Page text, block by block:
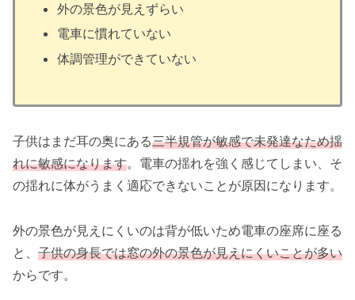
外の景色が見えずらい
電車に慣れていない
体調管理ができていない
子供はまだ耳の奥にある三半規管が敏感で未発達なため揺
れに敏感になります。電車の揺れを強く感じてしまい、そ
の揺れに体がうまく適応できないことが原因になります。
外の景色が見えにくいのは背が低いため電車の座席に座る
と、 子供の身長では窓の外の景色が見えにくいことが多い
からです。